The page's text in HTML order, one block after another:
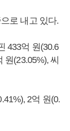
로 내고 있다.
433억 원(30.6
원(23.05%), 씨
2억 원(0.